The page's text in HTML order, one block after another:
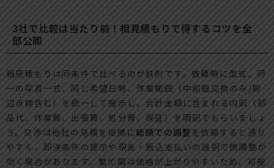
3社で比較は当たり前！相見積もりで得するコツを全
部公開
相見積もりは同条件で比べるのが鉄則です。依頼時に型式、同
一の写真一式、同じ希望日時、作業範囲（中和器交換のみ/周
辺点検含む）を統一して提示し、合計金額に含まれる内訳（部
品代、作業費、出張費、処分費、保証）を明記でもらいましょ
う。交渉は他社の見積を根拠に総額での調整を依頼すると通り
やすく、即決条件の提示や現金・振込支払いの選択で微調整が
効く場合があります。繁忙期は価格が上がりやすいため、可能